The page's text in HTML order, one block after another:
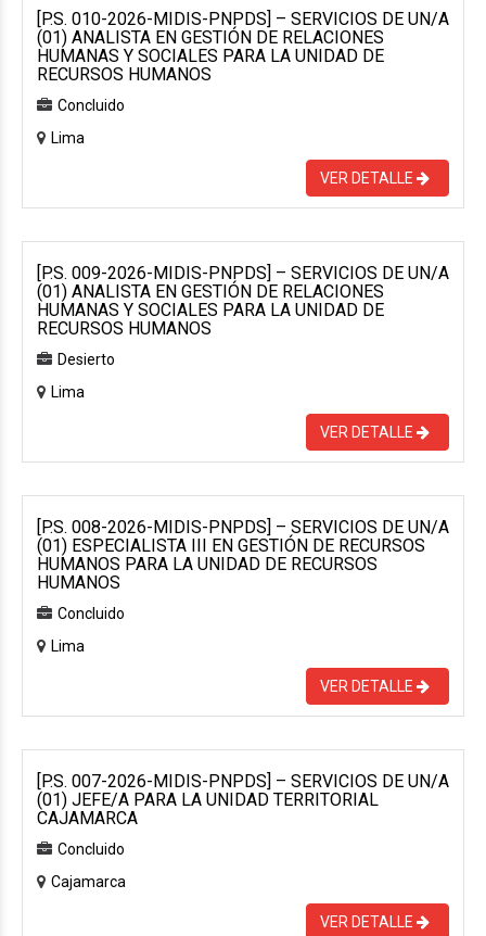
[P.S. 010-2026-MIDIS-PNPDS] – SERVICIOS DE UN/A
(01) ANALISTA EN GESTIÓN DE RELACIONES
HUMANAS Y SOCIALES PARA LA UNIDAD DE
RECURSOS HUMANOS
Concluido
Lima
VER DETALLE
[P.S. 009-2026-MIDIS-PNPDS] – SERVICIOS DE UN/A
(01) ANALISTA EN GESTIÓN DE RELACIONES
HUMANAS Y SOCIALES PARA LA UNIDAD DE
RECURSOS HUMANOS
Desierto
Lima
VER DETALLE
[P.S. 008-2026-MIDIS-PNPDS] – SERVICIOS DE UN/A
(01) ESPECIALISTA III EN GESTIÓN DE RECURSOS
HUMANOS PARA LA UNIDAD DE RECURSOS
HUMANOS
Concluido
Lima
VER DETALLE
[P.S. 007-2026-MIDIS-PNPDS] – SERVICIOS DE UN/A
(01) JEFE/A PARA LA UNIDAD TERRITORIAL
CAJAMARCA
Concluido
Cajamarca
VER DETALLE